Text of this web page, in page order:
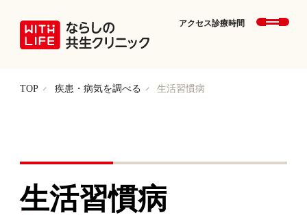
アクセス診療時間
TOP 疾患・病気を調べる 生活習慣病
生活習慣病